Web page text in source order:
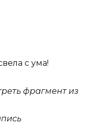
с ума!
фрагмент из